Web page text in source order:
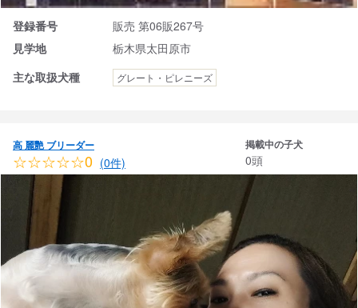
登録番号
販売 第06販267号
見学地
栃木県太田原市
主な取扱犬種
グレート・ピレニーズ
高 麗艷 ブリーダー
☆☆☆☆☆0 (0件)
掲載中の子犬
0頭